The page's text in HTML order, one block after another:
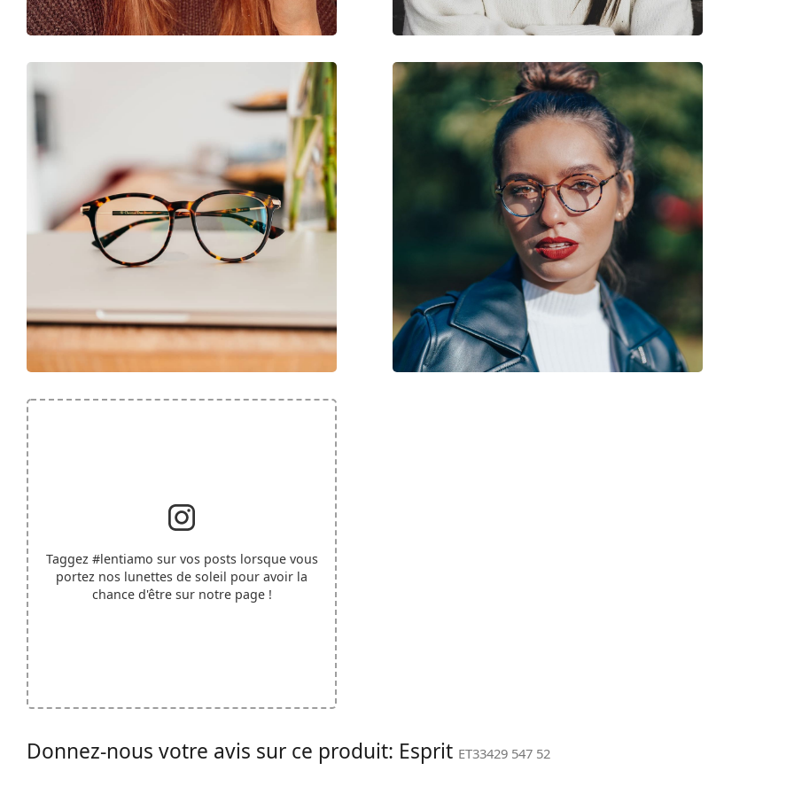
Code:
ET33429 547 52
Taggez #lentiamo sur vos posts lorsque vous
portez nos lunettes de soleil pour avoir la
chance d'être sur notre page !
Donnez-nous votre avis sur ce produit: Esprit ET33429 547 52